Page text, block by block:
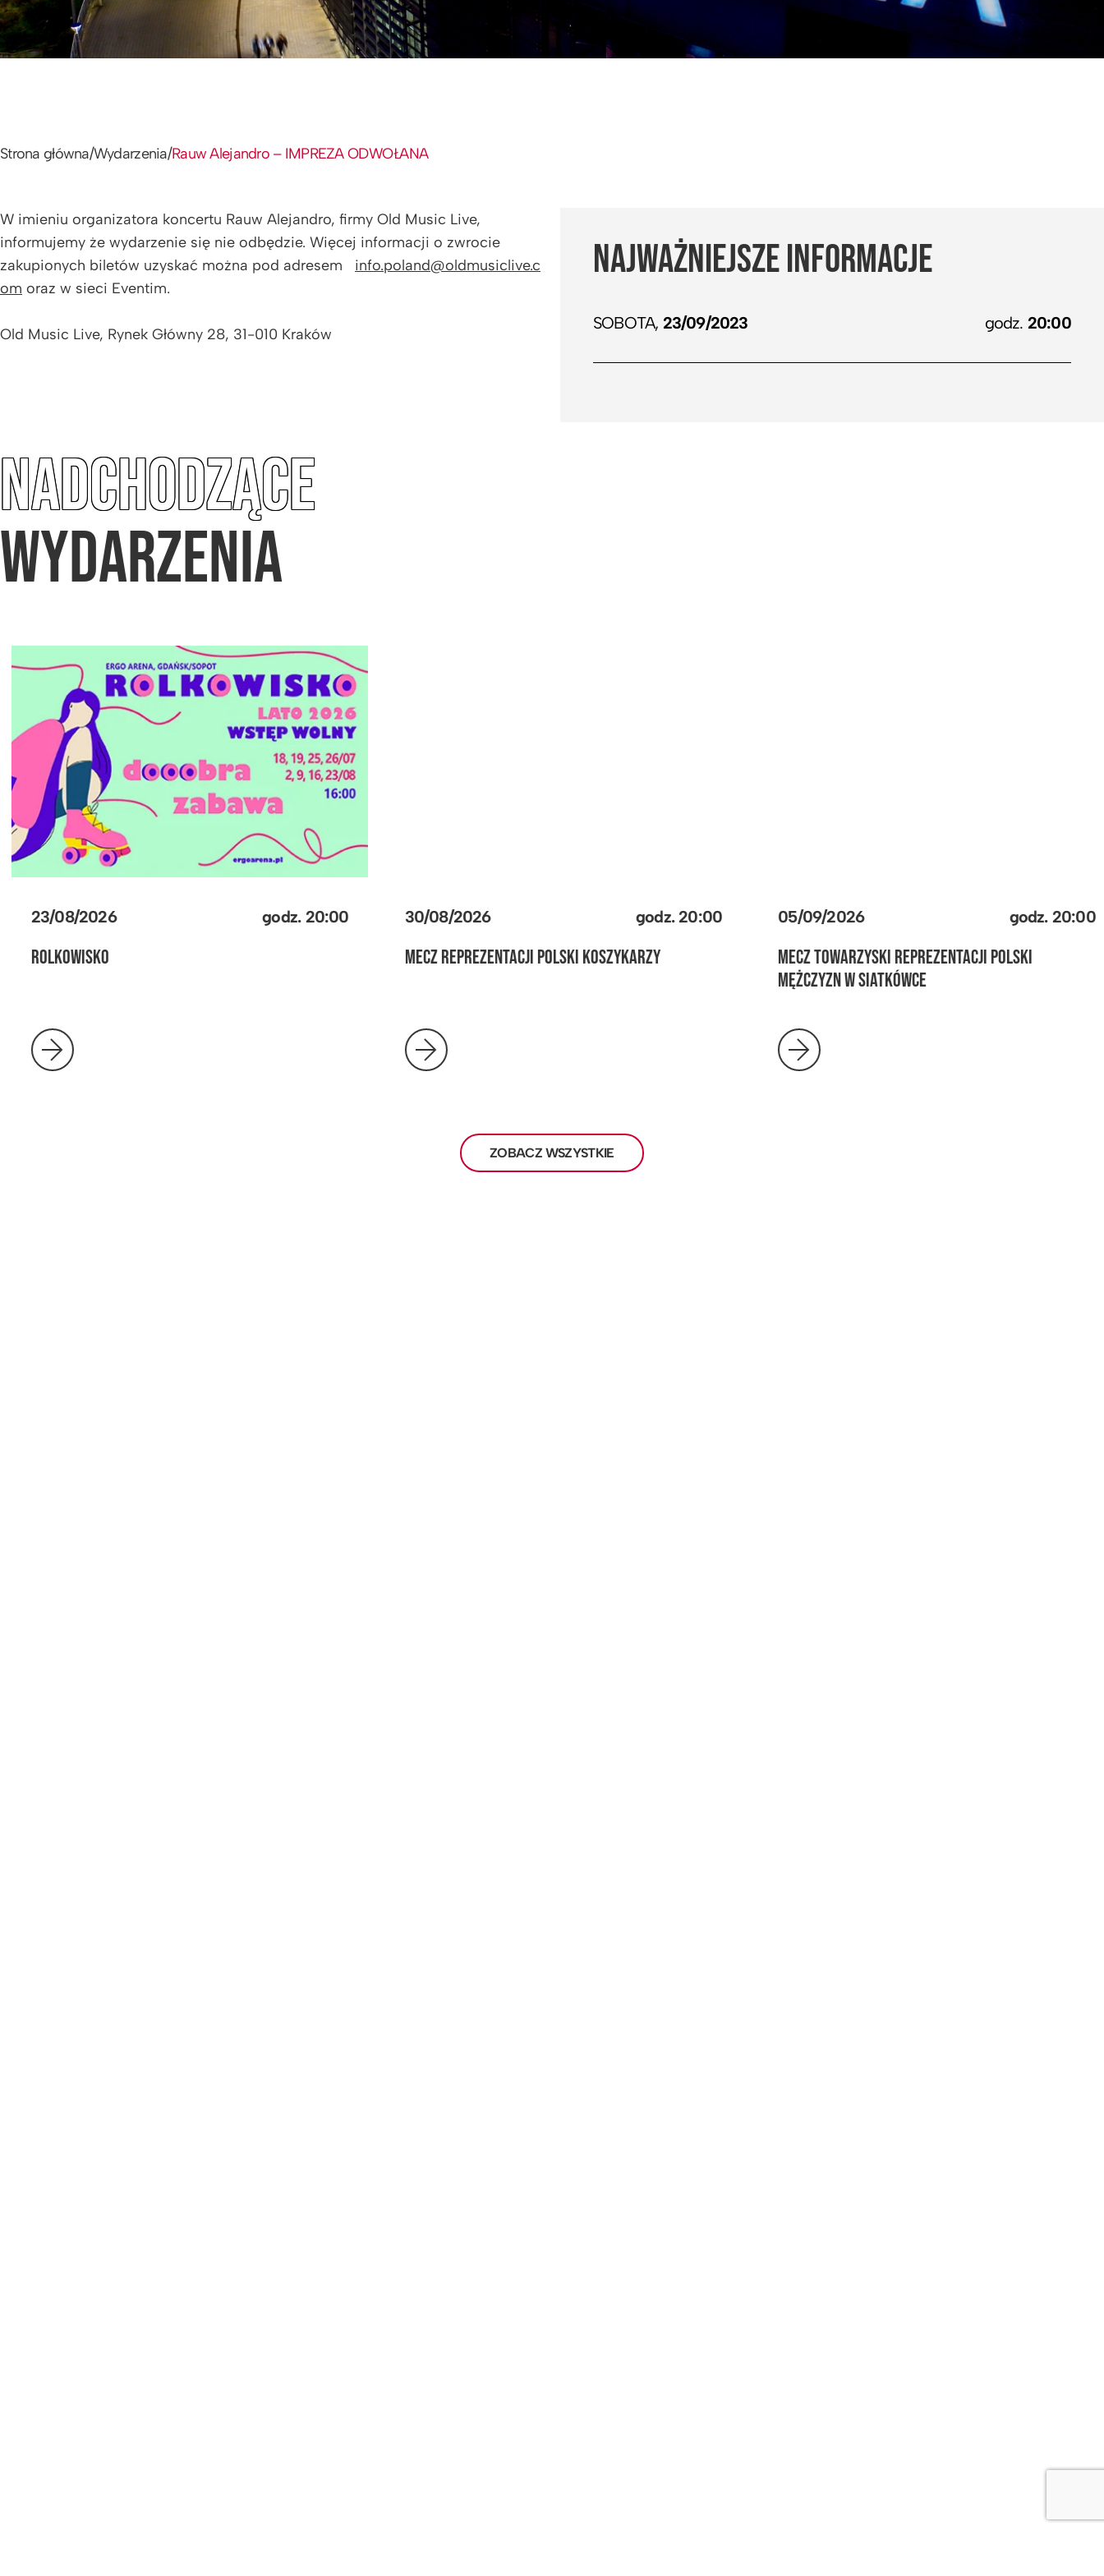
Strona główna/Wydarzenia/Rauw Alejandro – IMPREZA ODWOŁANA
W imieniu organizatora koncertu Rauw Alejandro, firmy Old Music Live,
informujemy że wydarzenie się nie odbędzie. Więcej informacji o zwrocie
zakupionych biletów uzyskać można pod adresem info.poland@oldmusiclive.c
om oraz w sieci Eventim.
Old Music Live, Rynek Główny 28, 31-010 Kraków
NAJWAŻNIEJSZE INFORMACJE
SOBOTA, 23/09/2023 godz. 20:00
NADCHODZĄCE
WYDARZENIA
23/08/2026 godz.20:00
ROLKOWISKO
30/08/2026 godz.20:00
MECZ REPREZENTACJI POLSKI KOSZYKARZY
05/09/2026 godz.20:00
MECZ TOWARZYSKI REPREZENTACJI POLSKI
MĘŻCZYZN W SIATKÓWCE
ZOBACZ WSZYSTKIE